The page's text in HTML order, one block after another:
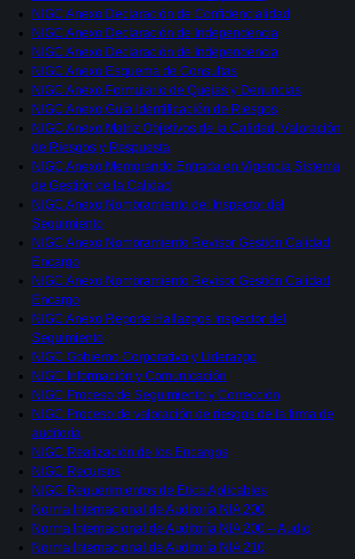
NIGC Anexo Declaración de Confidencialidad
NIGC Anexo Declaración de Independencia
NIGC Anexo Declaración de Independencia
NIGC Anexo Esquema de Consultas
NIGC Anexo Formulario de Quejas y Denuncias
NIGC Anexo Guía Identificación de Riesgos
NIGC Anexo Matriz Objetivos de la Calidad, Valoración
de Riesgos y Respuesta
NIGC Anexo Memorando Entrada en Vigencia Sistema
de Gestión de la Calidad
NIGC Anexo Nombramiento del Inspector del
Seguimiento
NIGC Anexo Nombramiento Revisor Gestión Calidad
Encargo
NIGC Anexo Nombramiento Revisor Gestión Calidad
Encargo
NIGC Anexo Reporte Hallazgos Inspector del
Seguimiento
NIGC Gobierno Corporativo y Liderazgo
NIGC Información y Comunicación
NIGC Proceso de Seguimiento y Corrección
NIGC Proceso de valoración de riesgos de la firma de
auditoría
NIGC Realización de los Encargos
NIGC Recursos
NIGC Requerimientos de Ética Aplicables
Norma Internacional de Auditoría NIA 200
Norma Internacional de Auditoría NIA 200 – Audio
Norma Internacional de Auditoría NIA 210